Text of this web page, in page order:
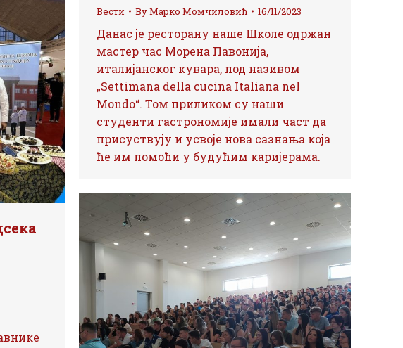
Вести ByМарко Момчиловић 16/11/2023
Данас је ресторану наше Школе одржан
мастер час Морена Павонија,
италијанског кувара, под називом
„Settimana della cucina Italiana nel
Mondo“. Том приликом су наши
студенти гастрономије имали част да
присуствују и усвоје нова сазнања која
ће им помоћи у будућим каријерама.